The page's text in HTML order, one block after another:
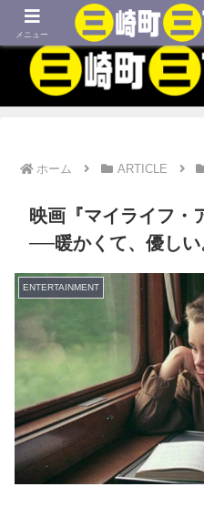
MBTIネタや映画、外国語
ホーム ARTICLE
映画『マイライフ・
──暖かくて、優しい
ENTERTAINMENT
メニュー